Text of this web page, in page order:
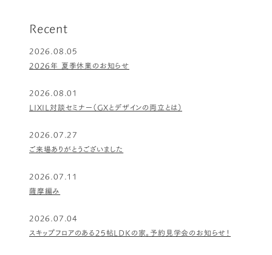
Recent
2026.08.05
2026年 夏季休業のお知らせ
2026.08.01
LIXIL対談セミナー（GXとデザインの両立とは）
2026.07.27
ご来場ありがとうございました
2026.07.11
薩摩編み
2026.07.04
スキップフロアのある25帖LDKの家。予約見学会のお知らせ！